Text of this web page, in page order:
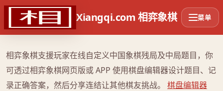
Xiangqi.com 相弈象棋 菜单
设置及分享自定义象棋残局
相弈象棋支援玩家在线自定义中国象棋残局及中局题目，你
可透过相弈象棋网页版或 APP 使用棋盘编辑器设计题目、记
录正确答案，然后分享连结让其他棋友挑战。 棋盘编辑器